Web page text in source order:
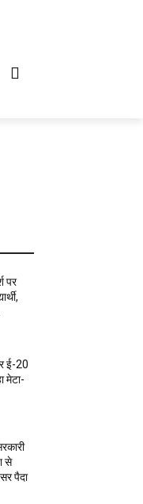
पर
ई-20
मेटा-
से
पैदा